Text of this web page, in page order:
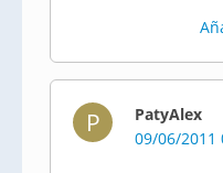
P
PatyAlex
09/06/2011